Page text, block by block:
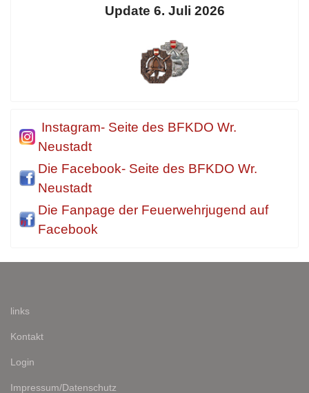
Update 6. Juli 2026
Instagram- Seite des BFKDO Wr.
Neustadt
Die Facebook- Seite des BFKDO Wr.
Neustadt
Die Fanpage der Feuerwehrjugend auf
Facebook
links
Kontakt
Login
Impressum/Datenschutz